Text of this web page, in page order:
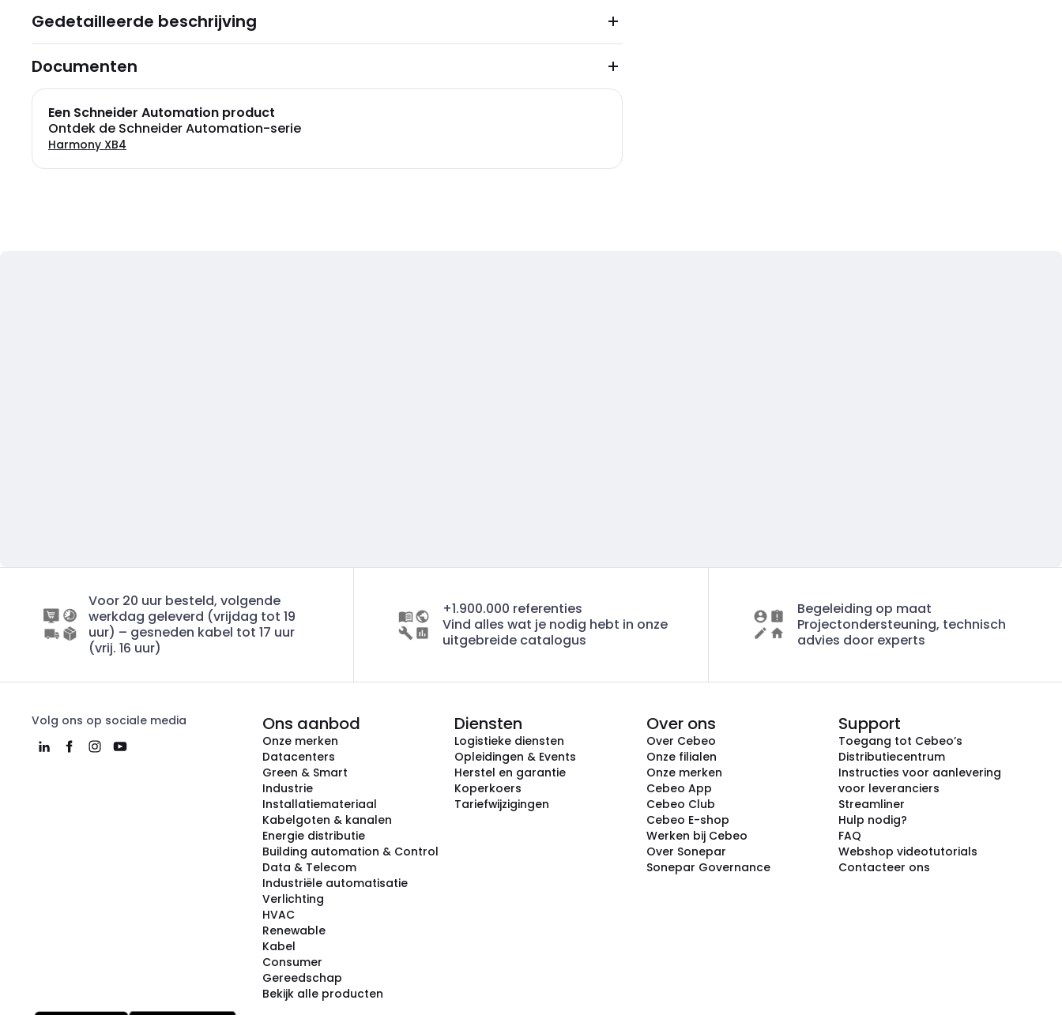
Gedetailleerde beschrijving
Documenten
Een Schneider Automation product
Ontdek de Schneider Automation-serie
Harmony XB4
Voor 20 uur besteld, volgende
werkdag geleverd (vrijdag tot 19
uur) – gesneden kabel tot 17 uur
(vrij. 16 uur)
+1.900.000 referenties
Vind alles wat je nodig hebt in onze
uitgebreide catalogus
Begeleiding op maat
Projectondersteuning, technisch
advies door experts
Volg ons op sociale media Ons aanbod
Onze merken
Datacenters
Green & Smart
Industrie
Installatiemateriaal
Kabelgoten & kanalen
Energie distributie
Building automation & Control
Data & Telecom
Industriële automatisatie
Verlichting
HVAC
Renewable
Kabel
Consumer
Gereedschap
Bekijk alle producten
Diensten
Logistieke diensten
Opleidingen & Events
Herstel en garantie
Koperkoers
Tariefwijzigingen
Over ons
Over Cebeo
Onze filialen
Onze merken
Cebeo App
Cebeo Club
Cebeo E-shop
Werken bij Cebeo
Over Sonepar
Sonepar Governance
Support
Toegang tot Cebeo’s
Distributiecentrum
Instructies voor aanlevering
voor leveranciers
Streamliner
Hulp nodig?
FAQ
Webshop videotutorials
Contacteer ons